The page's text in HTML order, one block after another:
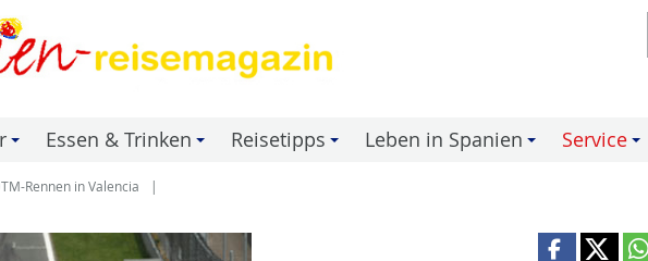
Essen & Trinken Reisetipps Leben in Spanien Service
Rennen in Valencia